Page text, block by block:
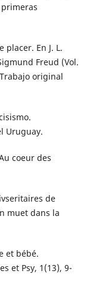
placer. En J. L.
Freud (Vol.
original
Uruguay.
coeur des
de
muet dans la
et bébé.
et Psy, 1(13), 9-